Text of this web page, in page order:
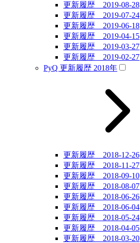
更新履歴 2019-08-28
更新履歴 2019-07-24
更新履歴 2019-06-18
更新履歴 2019-04-15
更新履歴 2019-03-27
更新履歴 2019-02-27
PyQ 更新履歴 2018年
更新履歴 2018-12-26
更新履歴 2018-11-27
更新履歴 2018-09-10
更新履歴 2018-08-07
更新履歴 2018-06-26
更新履歴 2018-06-04
更新履歴 2018-05-24
更新履歴 2018-04-05
更新履歴 2018-03-20